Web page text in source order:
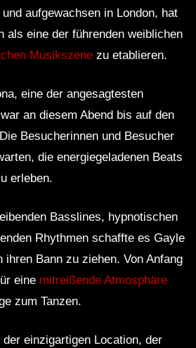
aufgewachsen in London, hat
als eine der führenden weiblichen
Musikszene zu etablieren.
eine der angesagtesten
an diesem Abend bis auf den
Besucherinnen und Besucher
die energiegeladenen Beats
erleben.
Basslines, hypnotischen
Rhythmen schaffte es Gayle
ihren Bann zu ziehen. Von Anfang
eine mitreißende Atmosphäre
zum Tanzen.
der einzigartigen Location, der